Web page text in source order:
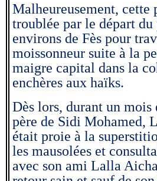
Malheureusement,
troublée par le départ du
environs de Fès pour
moissonneur suite à la
maigre capital dans la
enchères aux haïks.
Dès lors, durant un mois
père de Sidi Mohamed,
était proie à la
les mausolées et
avec son ami Lalla